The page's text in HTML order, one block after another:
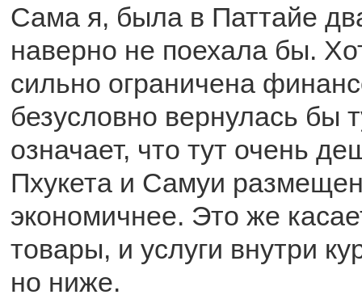
Сама я, была в Паттайе
наверно не поехала бы.
сильно ограничена
безусловно вернулась бы
означает, что тут очень
Пхукета и Самуи
экономичнее. Это же
товары, и услуги внутри
но ниже.